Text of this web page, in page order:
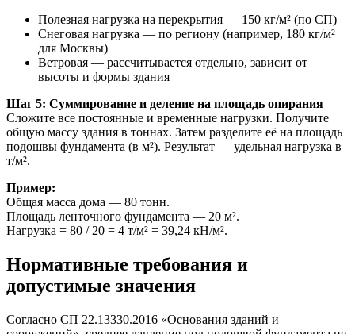
Полезная нагрузка на перекрытия — 150 кг/м² (по СП)
Снеговая нагрузка — по региону (например, 180 кг/м²
для Москвы)
Ветровая — рассчитывается отдельно, зависит от
высоты и формы здания
Шаг 5: Суммирование и деление на площадь опирания
Сложите все постоянные и временные нагрузки. Получите
общую массу здания в тоннах. Затем разделите её на площадь
подошвы фундамента (в м²). Результат — удельная нагрузка в
т/м².
Пример:
Общая масса дома — 80 тонн.
Площадь ленточного фундамента — 20 м².
Нагрузка = 80 / 20 = 4 т/м² = 39,24 кН/м².
Нормативные требования и
допустимые значения
Согласно СП 22.13330.2016 «Основания зданий и